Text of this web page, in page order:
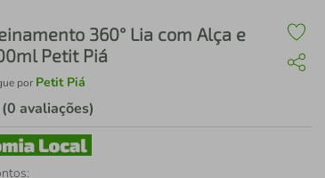
360° Lia com Alça e
Petit Piá
por Petit Piá
(0 avaliações)